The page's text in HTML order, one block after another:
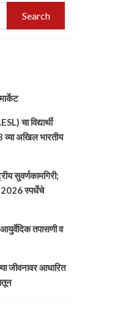
Search
चा विद्यार्थी
अखिल भारतीय
सुवर्णकामगिरी;
स्पर्धेचे
तपासणी व
जीवनावर आधारित